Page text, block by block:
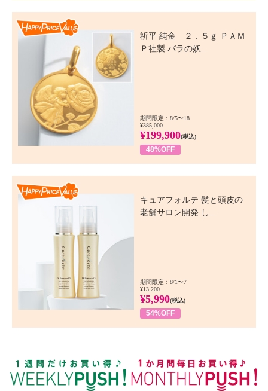
祈平 純金 ２．５ｇ ＰＡＭ
Ｐ社製 バラの妖...
期間限定：8/5〜18
¥385,000
¥199,900(税込)
48%OFF
キュアフォルテ 髪と頭皮の
老舗サロン開発 し...
期間限定：8/1〜7
¥13,200
¥5,990(税込)
54%OFF